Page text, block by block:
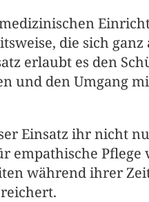
die sich
erlaubt es den
und den Umgang
Einsatz ihr nicht
empathische
während ihrer